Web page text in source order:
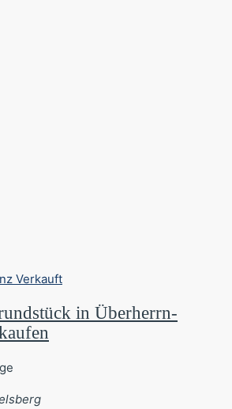
Verkauft
in Überherrn-